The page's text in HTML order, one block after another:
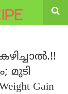
മുടി
Gain